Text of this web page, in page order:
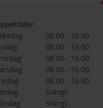
08:00 - 16:00
08:00 - 16:00
08:00 - 16:00
08:00 - 16:00
08:00 - 16:00
Stängt
Stängt